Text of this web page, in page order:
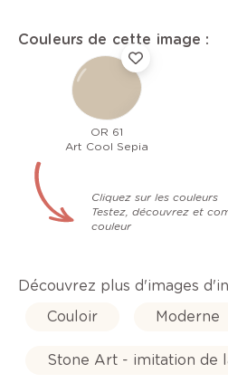
Couleurs de cette image :
OR 61
Art Cool Sepia
Cliquez sur les couleurs
Testez, découvrez et
couleur
Découvrez plus d'images
Couloir
Moderne
Stone Art - imitation de